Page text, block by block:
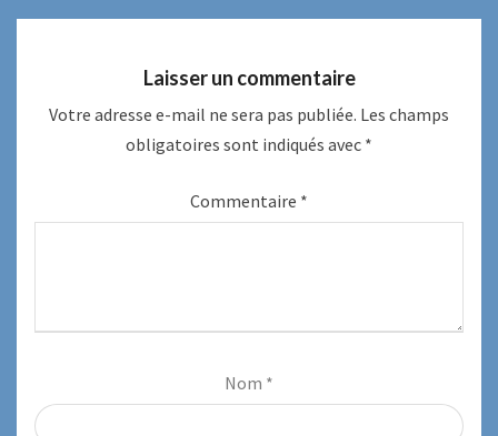
Laisser un commentaire
Votre adresse e-mail ne sera pas publiée. Les champs
obligatoires sont indiqués avec *
Commentaire *
Nom *